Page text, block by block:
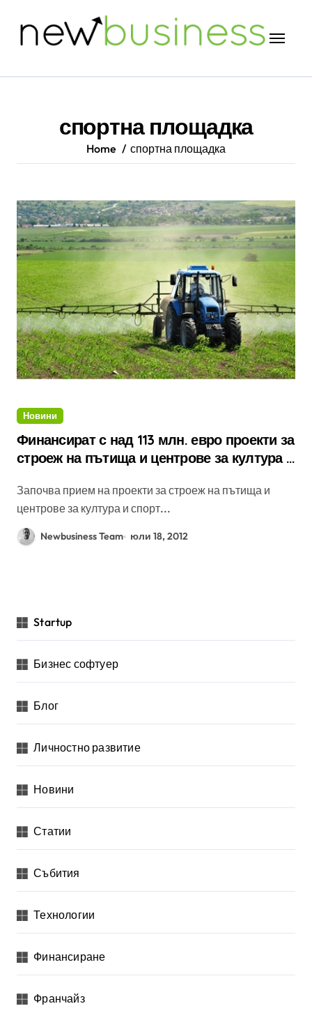
спортна площадка
Home спортна площадка
Новини
Финансират с над 113 млн. евро проекти за
строеж на пътища и центрове за култура и
Започва прием на проекти за строеж на пътища и
центрове за култура и спорт...
Newbusiness Team юли 18, 2012
Startup
Бизнес софтуер
Блог
Личностно развитие
Новини
Статии
Събития
Технологии
Финансиране
Франчайз